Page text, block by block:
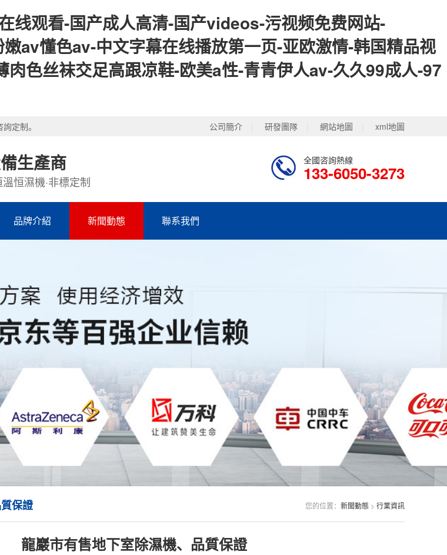
线观看-国产成人高清-国产videos-污视频免费网站-
av懂色av-中文字幕在线播放第一页-亚欧激情-韩国精品视
色丝袜交足高跟凉鞋-欧美a性-青青伊人av-久久99成人-97
定制。 公司簡介 研發團隊 網站地圖 xml地圖
生產商
恒濕機·非標定制
全國咨詢熱線
133-6050-3273
品牌介紹 新聞動態 聯系我們
您的位置： 新聞動態 > 行業資訊
保證
龍巖市有售地下室除濕機、品質保證